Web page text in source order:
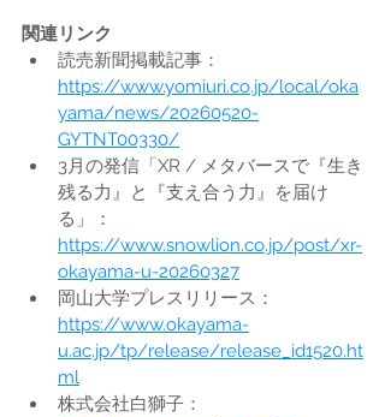
関連リンク
読売新聞掲載記事：
https://www.yomiuri.co.jp/local/oka
yama/news/20260520-
GYTNT00330/
3月の発信「XR / メタバースで『生き
残る力』と『支え合う力』を届け
る」：
https://www.snowlion.co.jp/post/xr-
okayama-u-20260327
岡山大学プレスリリース：
https://www.okayama-
u.ac.jp/tp/release/release_id1520.ht
ml
株式会社白獅子：